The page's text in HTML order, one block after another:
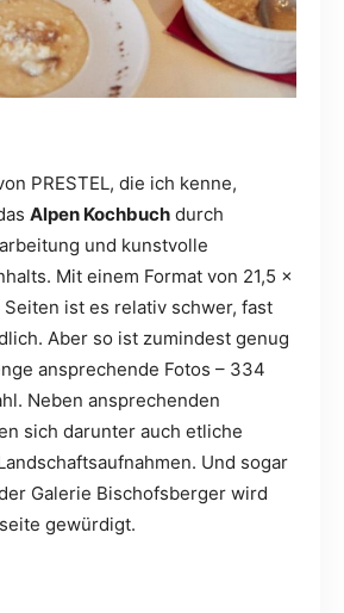
PRESTEL, die ich kenne,
Alpen Kochbuch durch
und kunstvolle
Mit einem Format von 21,5 x
ist es relativ schwer, fast
Aber so ist zumindest genug
ansprechende Fotos – 334
Neben ansprechenden
sich darunter auch etliche
Und sogar
Galerie Bischofsberger wird
gewürdigt.